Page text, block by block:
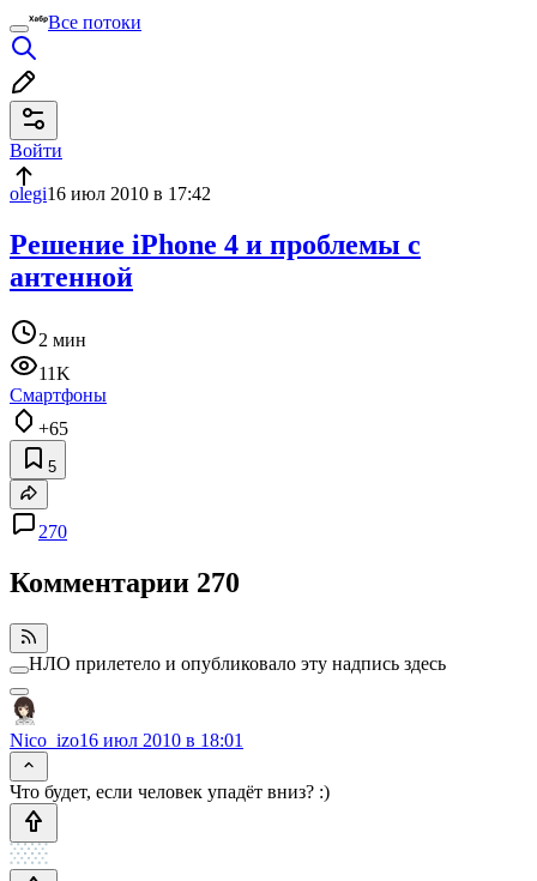
Все потоки
Войти
olegi16 июл 2010 в 17:42
Решение iPhone 4 и проблемы с
антенной
2 мин
11K
Смартфоны
+65
5
270
Комментарии 270
НЛО прилетело и опубликовало эту надпись здесь
Nico_izo16 июл 2010 в 18:01
Что будет, если человек упадёт вниз? :)